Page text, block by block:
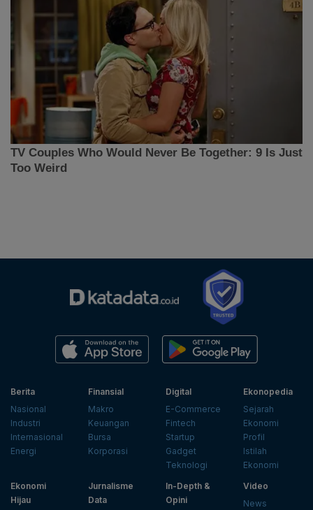
Berita
Nasional
Industri
Internasional
Energi
Finansial
Makro
Keuangan
Bursa
Korporasi
Digital
E-Commerce
Fintech
Startup
Gadget
Teknologi
Ekonopedia
Sejarah
Ekonomi
Profil
Istilah
Ekonomi
Ekonomi
Hijau
Jurnalisme
Data
In-Depth &
Opini
Video
News